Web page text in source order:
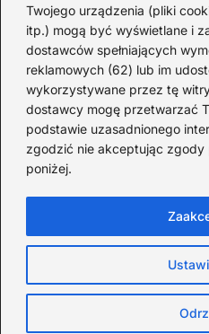
Twojego urządzenia (pliki
itp.) mogą być wyświetlane i
dostawców spełniających
reklamowych (62) lub im
wykorzystywane przez tę
dostawcy mogę przetwarzać
podstawie uzasadnionego
zgodzić nie akceptując
poniżej.
JazzJuniors.pl to miejsce dla
animatorów i wszystkich,
więcej niż dźwięki – to
Szukasz inspiracji do
Redakcja: Monika Zawadzka
Piłsudskiego 211AD, 14-714
733 311 7511
Copyright ©
O Jazz Juniors
Ciasteczka
Zasady